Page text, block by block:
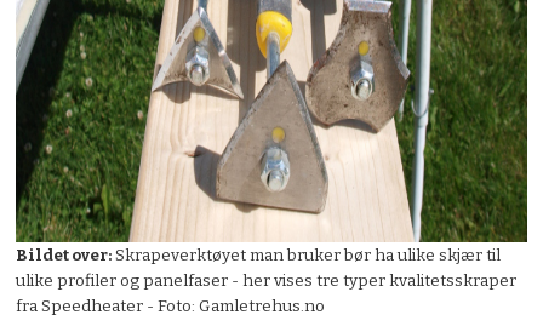
Bildet over:Skrapeverktøyet man bruker bør ha ulike skjær til
ulike profiler og panelfaser - her vises tre typer kvalitetsskraper
fra Speedheater - Foto: Gamletrehus.no